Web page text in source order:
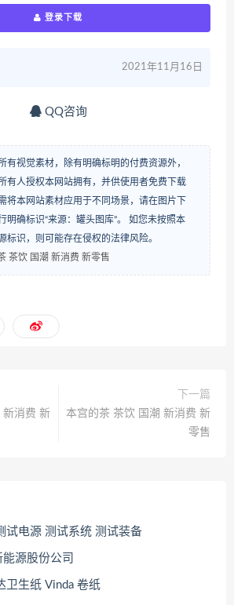
登录下载
2021年11月16日
QQ咨询
有视觉素材，除有明确标明的付费资源外，
有人授权本网站拥有，并供使用者免费下载
将本网站素材应用于不同场景，请在图片下
明确标识“来源：罐头图库”。 如您未按照本
标识，则可能存在侵权的法律风险。
茶饮 国潮 新消费 新零售
新消费 新
下一篇
本宫的茶 茶饮 国潮 新消费 新
零售
试电源 测试系统 测试装备
源股份公司
卫生纸 Vinda 卷纸